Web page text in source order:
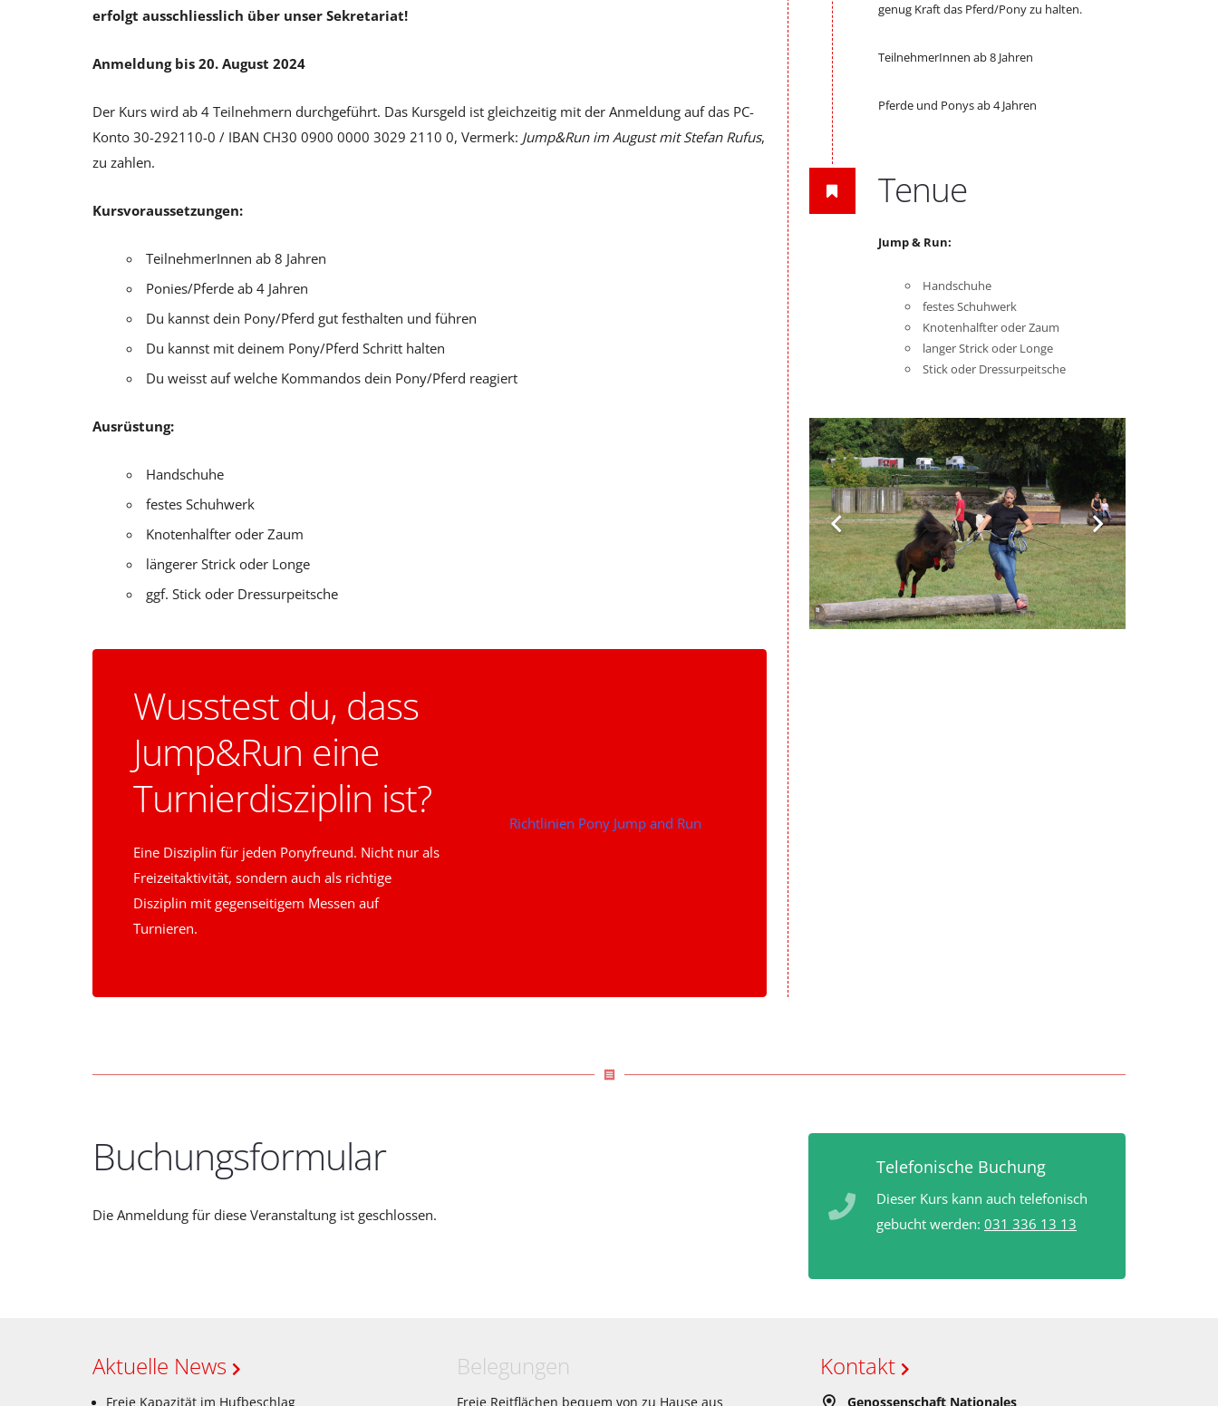
erfolgt ausschliesslich über unser Sekretariat!
Anmeldung bis 20. August 2024
Der Kurs wird ab 4 Teilnehmern durchgeführt. Das Kursgeld ist gleichzeitig mit der Anmeldung auf das PC-
Konto 30-292110-0 / IBAN CH30 0900 0000 3029 2110 0, Vermerk: Jump&Run im August mit Stefan Rufus,
zu zahlen.
Kursvoraussetzungen:
TeilnehmerInnen ab 8 Jahren
Ponies/Pferde ab 4 Jahren
Du kannst dein Pony/Pferd gut festhalten und führen
Du kannst mit deinem Pony/Pferd Schritt halten
Du weisst auf welche Kommandos dein Pony/Pferd reagiert
Ausrüstung:
Handschuhe
festes Schuhwerk
Knotenhalfter oder Zaum
längerer Strick oder Longe
ggf. Stick oder Dressurpeitsche
Wusstest du, dass
Jump&Run eine
Turnierdisziplin ist?
Eine Disziplin für jeden Ponyfreund. Nicht nur als
Freizeitaktivität, sondern auch als richtige
Disziplin mit gegenseitigem Messen auf
Turnieren.
Richtlinien Pony Jump and Run
genug Kraft das Pferd/Pony zu halten.
TeilnehmerInnen ab 8 Jahren
Pferde und Ponys ab 4 Jahren
Tenue
Jump & Run:
Handschuhe
festes Schuhwerk
Knotenhalfter oder Zaum
langer Strick oder Longe
Stick oder Dressurpeitsche
receipt
Buchungsformular
Die Anmeldung für diese Veranstaltung ist geschlossen.
Telefonische Buchung
Dieser Kurs kann auch telefonisch
gebucht werden: 031 336 13 13
Aktuelle News
Freie Kapazität im Hufbeschlag
Belegungen
Freie Reitflächen bequem von zu Hause aus
Kontakt
Genossenschaft Nationales